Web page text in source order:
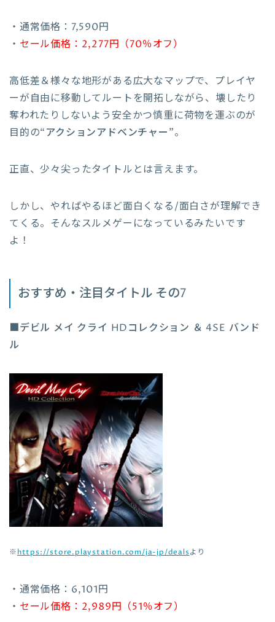
・通常価格：7,590円
・ セール価格：2,277円（70％オフ）
高低差＆様々な地形がある広大なマップで、プレイヤ
ーが自由に移動してルートを開拓しながら、壊したり
奪われたりしないよう安全かつ慎重に荷物を運ぶのが
目的の“アクションアドベンチャー”。
正直、少々尖ったタイトルとは言えます。
しかし、やればやるほど面白くなる/面白さが理解でき
てくる。そんなスルメゲーになっているみたいです
よ！
おすすめ・注目タイトル その7
■デビル メイ クライ HDコレクション ＆ 4SE バンド
ル
※https://store.playstation.com/ja-jp/dealsより
・通常価格：6,101円
・ セール価格：2,989円（51％オフ）